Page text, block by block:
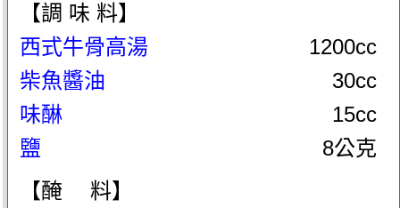
【調 味 料】
西式牛骨高湯
1200cc
柴魚醬油
30cc
味醂
15cc
鹽
8公克
【醃 料】